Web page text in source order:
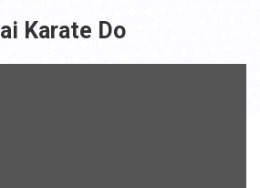
Karate Do